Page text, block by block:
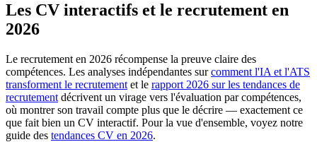
Les CV interactifs et le recrutement en
2026
Le recrutement en 2026 récompense la preuve claire des
compétences. Les analyses indépendantes surcomment l'IA et l'ATS
transforment le recrutement et le rapport 2026 sur les tendances de
recrutement décrivent un virage vers l'évaluation par compétences,
où montrer son travail compte plus que le décrire — exactement ce
que fait bien un CV interactif. Pour la vue d'ensemble, voyez notre
guide des tendances CV en 2026.